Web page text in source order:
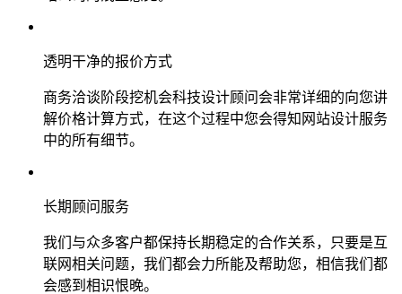
透明干净的报价方式
商务洽谈阶段挖机会科技设计顾问会非常详细的向您讲
解价格计算方式，在这个过程中您会得知网站设计服务
中的所有细节。
长期顾问服务
我们与众多客户都保持长期稳定的合作关系，只要是互
联网相关问题，我们都会力所能及帮助您，相信我们都
会感到相识恨晚。